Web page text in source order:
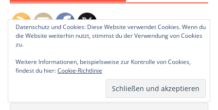
NEWSLETTER ABONNIEREN
Datenschutz und Cookies: Diese Website verwendet Cookies. Wenn du
die Website weiterhin nutzt, stimmst du der Verwendung von Cookies
zu.
Weitere Informationen, beispielsweise zur Kontrolle von Cookies,
findest du hier:Cookie-Richtlinie